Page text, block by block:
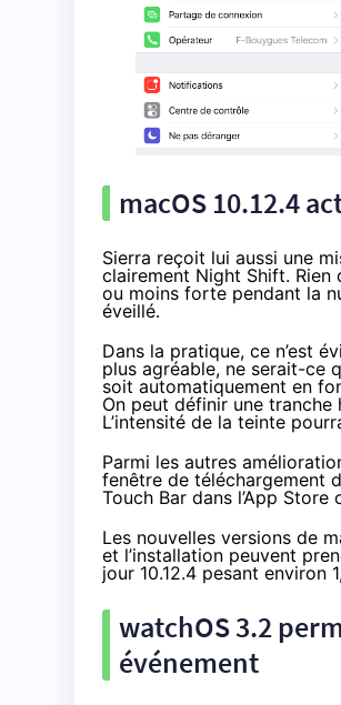
macOS 10.12.4
Sierra reçoit lui aussi une
clairement Night Shift. Rien
ou moins forte pendant la
éveillé.
Dans la pratique, ce n’est
plus agréable, ne serait-ce
soit automatiquement en
On peut définir une
L’intensité de la teinte
Parmi les autres
fenêtre de téléchargement
Touch Bar dans l’App
Les nouvelles versions de
et l’installation peuvent
jour 10.12.4 pesant environ
watchOS 3.2
événement